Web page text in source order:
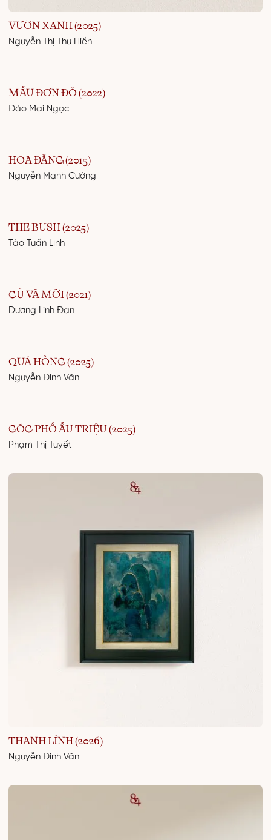
VƯỜN XANH (2025)
Nguyễn Thị Thu Hiền
MẪU ĐƠN ĐỎ (2022)
Đào Mai Ngọc
HOA ĐĂNG (2015)
Nguyễn Mạnh Cường
THE BUSH (2025)
Tào Tuấn Linh
CŨ VÀ MỚI (2021)
Dương Linh Đan
QUẢ HỒNG (2025)
Nguyễn Đình Văn
GÓC PHỐ ẤU TRIỆU (2025)
Phạm Thị Tuyết
THANH LĨNH (2026)
Nguyễn Đình Văn